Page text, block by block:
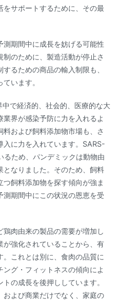
をサポートするために、その最
期間中に成長を妨げる可能性
のために、製造活動が停止さ
るための商品の輸入制限も、
います。
で経済的、社会的、医療的な大
界が感染予防に力を入れるよ
および飼料添加物市場も、さ
入に力を入れています。SARS-
ため、パンデミックは動物由
なりました。そのため、飼料
つ飼料添加物を探す傾向が強ま
測期間中にこの状況の恩恵を受
肉由来の製品の需要が増加し
が強化されていることから、有
これとは別に、食肉の品質に
グ・フィットネスの傾向によ
の成長を後押ししています。
よび商業だけでなく、家庭の